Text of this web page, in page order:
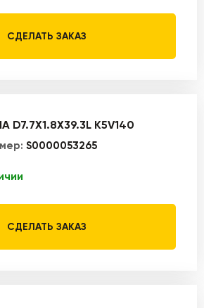
СДЕЛАТЬ ЗАКАЗ
K5V140
S0000053265
СДЕЛАТЬ ЗАКАЗ